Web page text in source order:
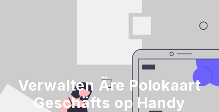
Verwalten Äre Polokaart
Geschäfts op Handy